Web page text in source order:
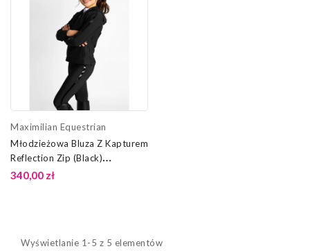
Maximilian Equestrian
Młodzieżowa Bluza Z Kapturem
Reflection Zip (Black)
Maximilian Equestrian
340,00 zł
Wyświetlanie 1-5 z 5 elementów